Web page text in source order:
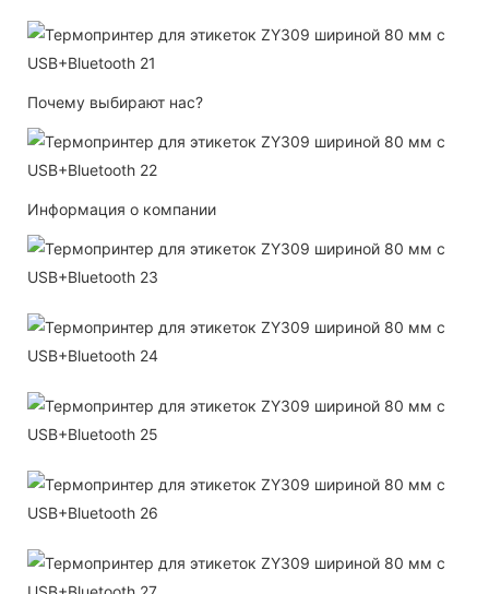
Почему выбирают нас?
Информация о компании